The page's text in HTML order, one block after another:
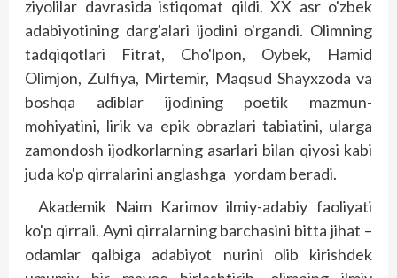
ziyolilar davrasida istiqomat qildi. XX asr o'zbek
adabiyotining darg'alari ijodini o'rgandi. Olimning
tadqiqotlari Fitrat, Cho'lpon, Oybek, Hamid
Olimjon, Zulfiya, Mirtemir, Maqsud Shayxzoda va
boshqa adiblar ijodining poetik mazmun-
mohiyatini, lirik va epik obrazlari tabiatini, ularga
zamondosh ijodkorlarning asarlari bilan qiyosi kabi
juda ko'p qirralarini ang­lashga yordam beradi.
Akademik Naim Karimov ilmiy-adabiy faoliyati
ko'p qirrali. Ayni qirralarning barchasini bitta jihat –
odamlar qalbiga adabiyot nurini olib kirishdek